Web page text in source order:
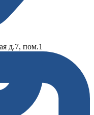
д.7, пом.1